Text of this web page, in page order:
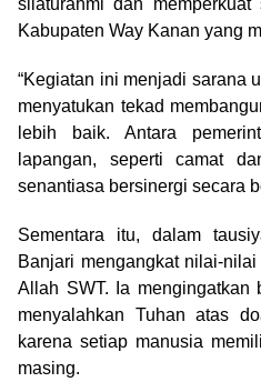
Kabupaten Way Kanan yang
“Kegiatan ini menjadi sarana
menyatukan tekad
lebih baik. Antara
lapangan, seperti camat
senantiasa bersinergi secara
Sementara itu, dalam
Banjari mengangkat nilai-
Allah SWT. Ia mengingatkan
menyalahkan Tuhan atas
karena setiap manusia
masing.